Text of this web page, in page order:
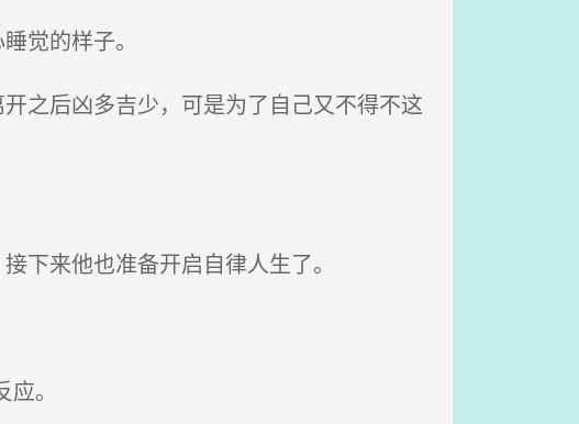
觉的样子。
之后凶多吉少，可是为了自己又不得不这
下来他也准备开启自律人生了。
。